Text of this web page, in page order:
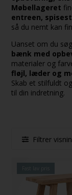
Møbellageret
entreen,
så du nemt kan
Uanset om du
bænk med
materialer og
fløjl, læder og
Skab et stilfuldt
til din indretning.
Filtrer